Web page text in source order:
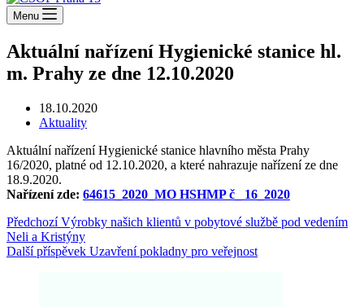
Menu
Aktuální nařízení Hygienické stanice hl.
m. Prahy ze dne 12.10.2020
18.10.2020
Aktuality
Aktuální nařízení Hygienické stanice hlavního města Prahy
16/2020, platné od 12.10.2020, a které nahrazuje nařízení ze dne
18.9.2020.
Nařízení zde: 64615_2020_MO HSHMP č_ 16_2020
PředchozíVýrobky našich klientů v pobytové službě pod vedením
Neli a Kristýny
Další příspěvek Uzavření pokladny pro veřejnost